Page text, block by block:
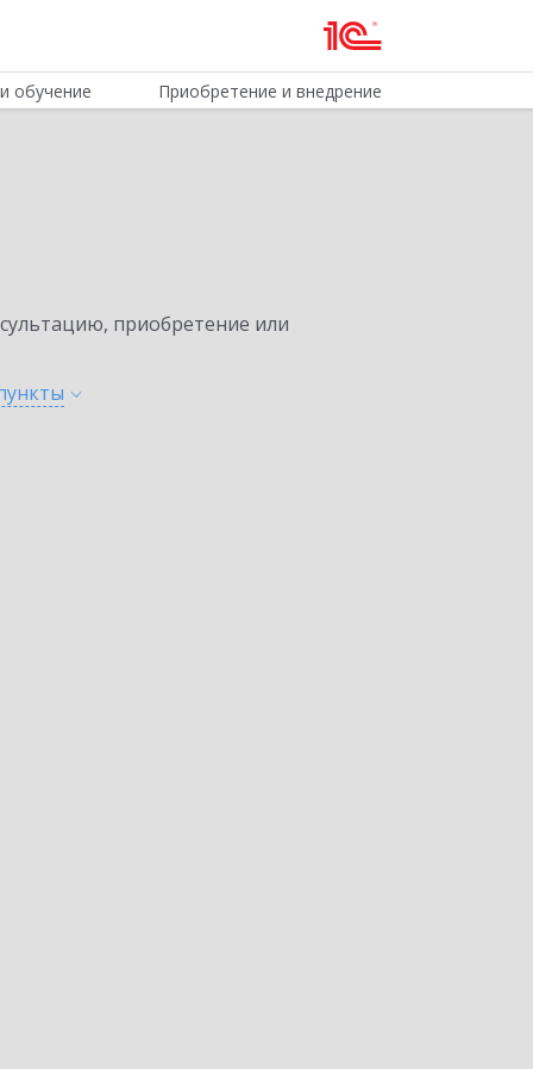
обучение Приобретение и внедрение
приобретение или